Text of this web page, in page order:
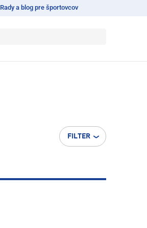
Rady a blog pre športovcov
FILTER